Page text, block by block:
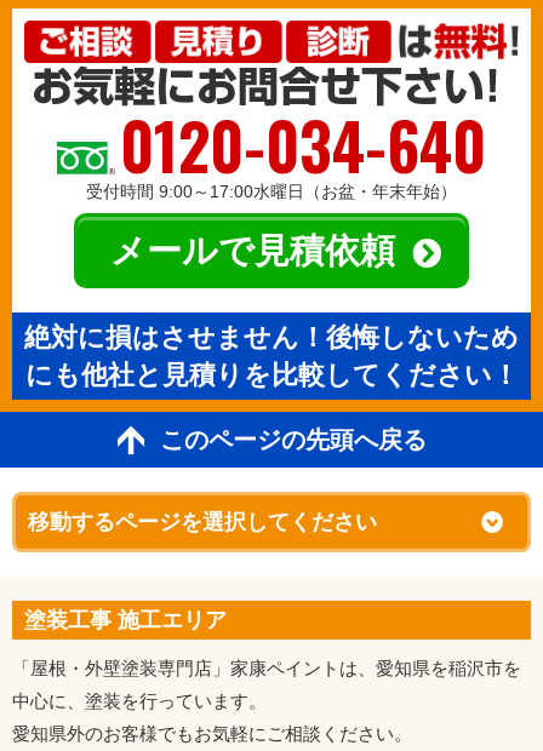
0120-034-640
受付時間 9:00～17:00水曜日（お盆・年末年始）
メールで見積依頼
絶対に損はさせません！後悔しないため
にも他社と見積りを比較してください！
このページの先頭へ戻る
塗装工事 施工エリア
「屋根・外壁塗装専門店」家康ペイントは、愛知県を稲沢市を
中心に、塗装を行っています。
愛知県外のお客様でもお気軽にご相談ください。